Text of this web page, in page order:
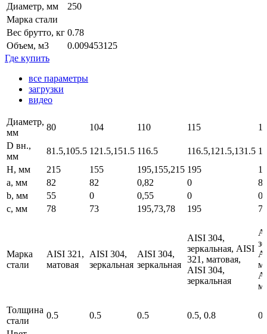
Диаметр, мм
250
Марка стали
Вес брутто, кг 0.78
Объем, м3
0.009453125
Где купить
все параметры
загрузки
видео
Диаметр,
мм
80 104 110 115
D вн.,
мм
81.5,105.5 121.5,151.5 116.5 116.5,121.5,131.5
H, мм
215 155 195,155,215 195
a, мм
82 82 0,82 0
82
b, мм
55 0 0,55 0
0
c, мм
78 73 195,73,78 195 73
Марка
стали
AISI 321,
матовая
AISI 304,
зеркальная
AISI 304,
зеркальная
AISI 304,
зеркальная, AISI
321, матовая,
AISI 304,
зеркальная
Толщина
стали
0.5 0.5 0.5 0.5, 0.8